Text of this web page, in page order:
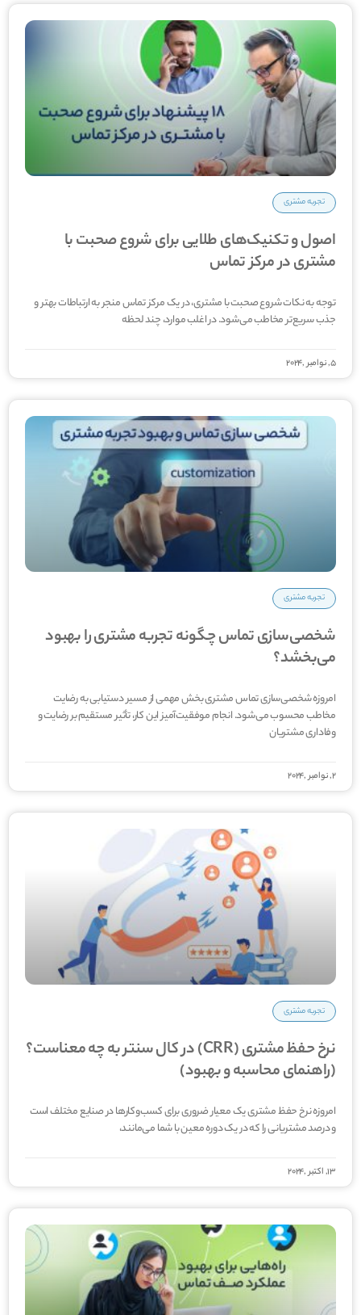
تجربه مشتری
اصول و تکنیک‌های طلایی برای شروع صحبت با
مشتری در مرکز تماس
توجه به نکات شروع صحبت با مشتری، در یک مرکز تماس منجر به ارتباطات بهتر و
جذب سریع‌­تر مخاطب می­‌شود. در اغلب موارد، چند لحظه
5, نوامبر ,2024
تجربه مشتری
شخصی‌سازی تماس چگونه تجربه مشتری را بهبود
می‌بخشد؟
امروزه شخصی‌­سازی تماس مشتری بخش مهمی از مسیر دستیابی به رضایت
مخاطب محسوب می­‌شود. انجام موفقیت‌­آمیز این کار، تأثیر مستقیم بر رضایت و
وفاداری مشتریان
2, نوامبر ,2024
تجربه مشتری
نرخ حفظ مشتری (CRR) در کال سنتر به چه معناست؟
(راهنمای محاسبه و بهبود)
امروزه نرخ حفظ مشتری یک معیار ضروری برای کسب‌وکارها در صنایع مختلف است
و درصد مشتریانی را که در یک دوره معین با شما می‌­مانند،
13, اکتبر ,2024